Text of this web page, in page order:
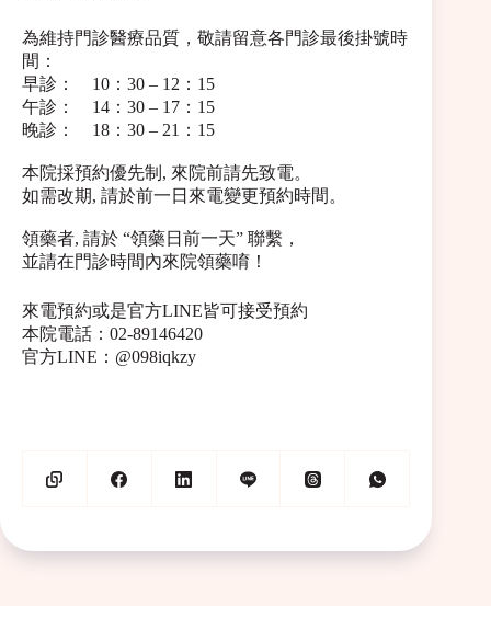
為維持門診醫療品質，敬請留意各門診最後掛號時
間：
早診： 10：30 – 12：15
午診： 14：30 – 17：15
晚診： 18：30 – 21：15
本院採預約優先制, 來院前請先致電。
如需改期, 請於前一日來電變更預約時間。
領藥者, 請於 “領藥日前一天” 聯繫，
並請在門診時間內來院領藥唷！
來電預約或是官方LINE皆可接受預約
本院電話：02-89146420
官方LINE：@098iqkzy